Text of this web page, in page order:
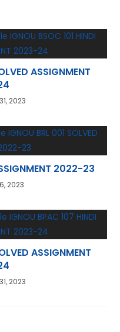
ASSIGNMENT
2023
2022-23
2023
ASSIGNMENT
2023